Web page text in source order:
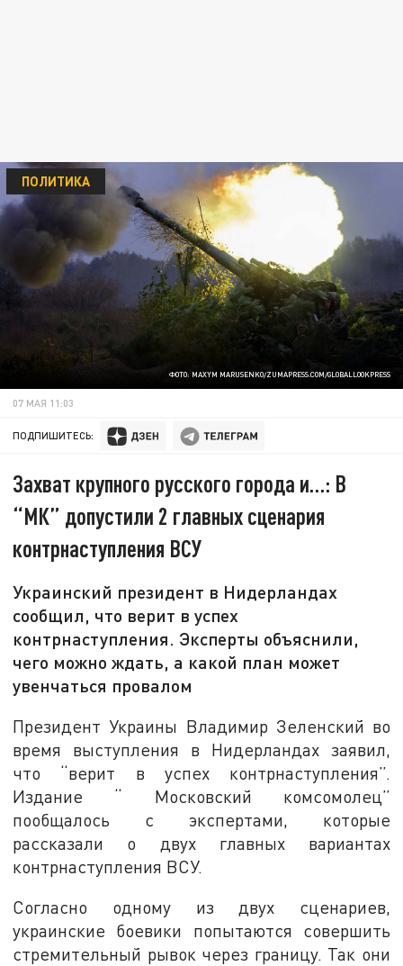
ФОТО: MAXYM MARUSENKO/ZUMAPRESS.COM/GLOBALLOOKPRESS
ПОЛИТИКА
07 МАЯ 11:03
ПОДПИШИТЕСЬ:
Захват крупного русского города и…: В
“МК” допустили 2 главных сценария
контрнаступления ВСУ
Украинский президент в Нидерландах
сообщил, что верит в успех
контрнаступления. Эксперты объяснили,
чего можно ждать, а какой план может
увенчаться провалом
Президент Украины Владимир Зеленский во
время выступления в Нидерландах заявил,
что “верит в успех контрнаступления”.
Издание “ Московский комсомолец”
пообщалось с экспертами, которые
рассказали о двух главных вариантах
контрнаступления ВСУ.
Согласно одному из двух сценариев,
украинские боевики попытаются совершить
стремительный рывок через границу. Так они